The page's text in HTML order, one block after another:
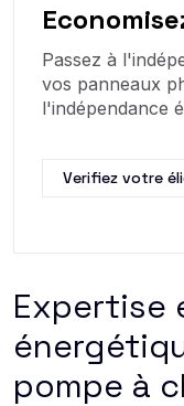
Passez à
vos panneaux
l'indépendance
Verifiez votre
Expertise
pompe à